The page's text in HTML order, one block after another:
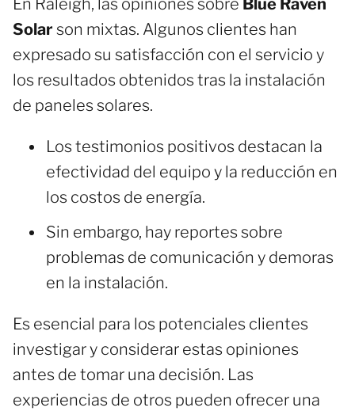
En Raleigh, las opiniones sobre Blue Raven
Solar son mixtas. Algunos clientes han
expresado su satisfacción con el servicio y
los resultados obtenidos tras la instalación
de paneles solares.
Los testimonios positivos destacan la
efectividad del equipo y la reducción en
los costos de energía.
Sin embargo, hay reportes sobre
problemas de comunicación y demoras
en la instalación.
Es esencial para los potenciales clientes
investigar y considerar estas opiniones
antes de tomar una decisión. Las
experiencias de otros pueden ofrecer una